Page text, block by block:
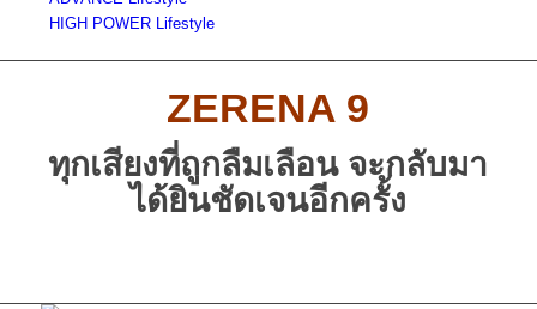
HIGH POWER Lifestyle
ZERENA 9
ทุกเสียงที่ถูกลืมเลือน จะกลับมา
ได้ยินชัดเจนอีกครั้ง